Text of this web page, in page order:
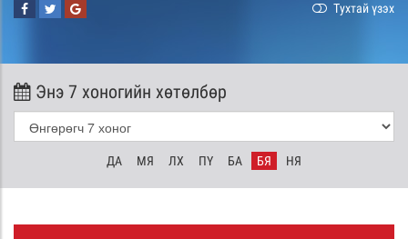
Тухтай үзэх
Энэ 7 хоногийн хөтөлбөр
ДА МЯ ЛХ ПҮ БА БЯ НЯ